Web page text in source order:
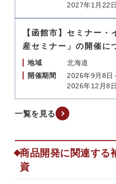
2027年1月22日
【函館市】セミナー・
産セミナー」の開催に
地域
北海道
開催期間
2026年9月8日
2026年12月8日
一覧を見る
商品開発に関連する
資